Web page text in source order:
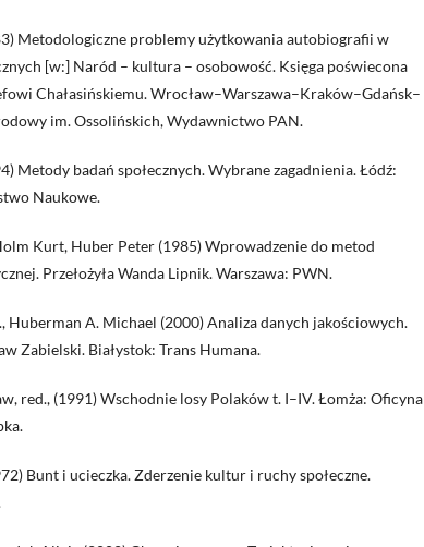
Metodologiczne problemy użytkowania autobiografii w
[w:] Naród – kultura – osobowość. Księga poświecona
Chałasińskiemu. Wrocław–Warszawa–Kraków–Gdańsk–
im. Ossolińskich, Wydawnictwo PAN.
Metody badań społecznych. Wybrane zagadnienia. Łódź:
Naukowe.
Kurt, Huber Peter (1985) Wprowadzenie do metod
Przełożyła Wanda Lipnik. Warszawa: PWN.
Huberman A. Michael (2000) Analiza danych jakościowych.
Zabielski. Białystok: Trans Humana.
red., (1991) Wschodnie losy Polaków t. I–IV. Łomża: Oficyna
Bunt i ucieczka. Zderzenie kultur i ruchy społeczne.